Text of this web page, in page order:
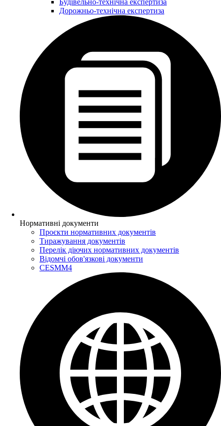
Будівельно-технічна експертиза
Дорожньо-технічна експертиза
Нормативні документи
Проєкти нормативних документів
Тиражування документів
Перелік діючих нормативних документів
Відомчі обов'язкові документи
CESMM4